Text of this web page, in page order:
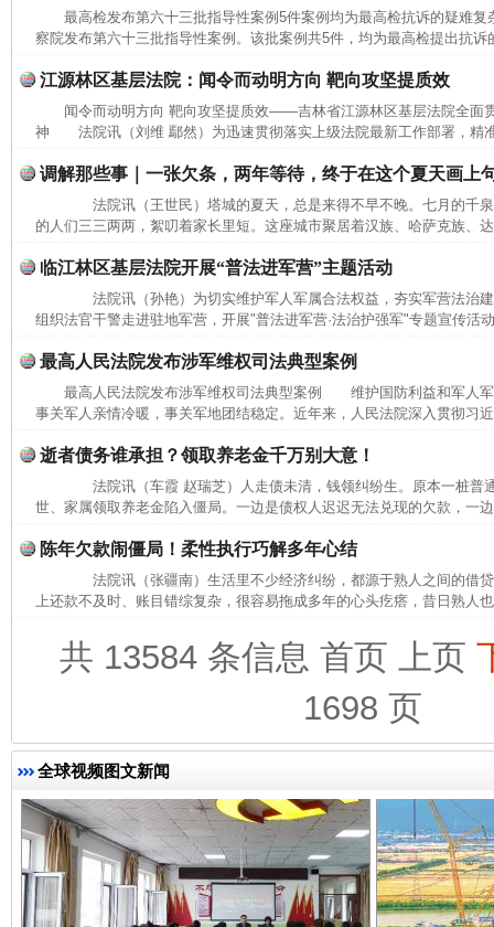
最高检发布第六十三批指导性案例5件案例均为最高检抗诉的疑
察院发布第六十三批指导性案例。该批案例共5件，均为最高检提出抗诉
江源林区基层法院：闻令而动明方向 靶向攻坚提质效
闻令而动明方向 靶向攻坚提质效——吉林省江源林区基层法院全面
神 法院讯（刘维 鄢然）为迅速贯彻落实上级法院最新工作部署，精
调解那些事｜一张欠条，两年等待，终于在这个夏天画上
法院讯（王世民）塔城的夏天，总是来得不早不晚。七月的千
的人们三三两两，絮叨着家长里短。这座城市聚居着汉族、哈萨克族、
临江林区基层法院开展“普法进军营”主题活动
法院讯（孙艳）为切实维护军人军属合法权益，夯实军营法治
组织法官干警走进驻地军营，开展"普法进军营·法治护强军"专题宣传活
最高人民法院发布涉军维权司法典型案例
最高人民法院发布涉军维权司法典型案例 维护国防利益和军人军
事关军人亲情冷暖，事关军地团结稳定。近年来，人民法院深入贯彻习
逝者债务谁承担？领取养老金千万别大意！
法院讯（车霞 赵瑞芝）人走债未清，钱领纠纷生。原本一桩普
世、家属领取养老金陷入僵局。一边是债权人迟迟无法兑现的欠款，一
陈年欠款闹僵局！柔性执行巧解多年心结
法院讯（张疆南）生活里不少经济纠纷，都源于熟人之间的借
上还款不及时、账目错综复杂，很容易拖成多年的心头疙瘩，昔日熟人
共 13584 条信息 首页 上页
1698 页
全球视频图文新闻
完善运行机制助力责任有效落实